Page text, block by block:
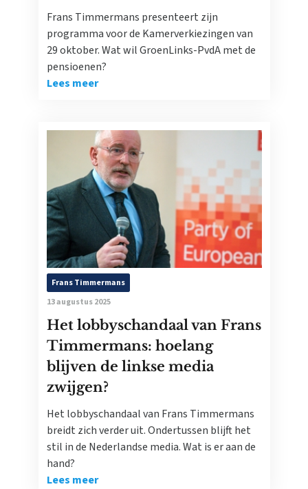
Frans Timmermans presenteert zijn
programma voor de Kamerverkiezingen van
29 oktober. Wat wil GroenLinks-PvdA met de
pensioenen?
Lees meer
Frans Timmermans
13 augustus 2025
Het lobbyschandaal van Frans
Timmermans: hoelang
blijven de linkse media
zwijgen?
Het lobbyschandaal van Frans Timmermans
breidt zich verder uit. Ondertussen blijft het
stil in de Nederlandse media. Wat is er aan de
hand?
Lees meer